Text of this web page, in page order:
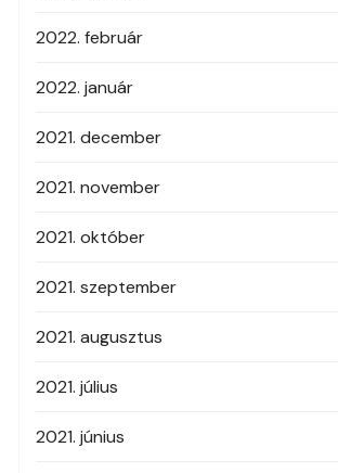
2022. február
2022. január
2021. december
2021. november
2021. október
2021. szeptember
2021. augusztus
2021. július
2021. június